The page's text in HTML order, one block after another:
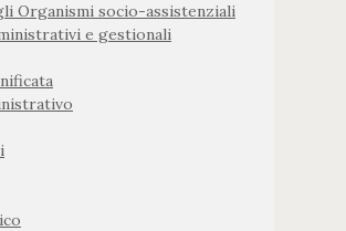
Organismi socio-assistenziali
e gestionali